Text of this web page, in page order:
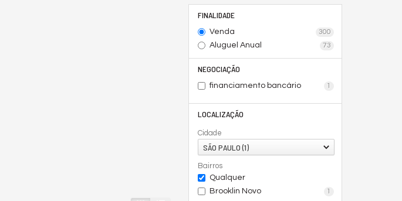
FINALIDADE
Venda 300
Aluguel Anual 73
NEGOCIAÇÃO
financiamento bancário 1
LOCALIZAÇÃO
Cidade
SÃO PAULO (1)
Bairros
Qualquer
Brooklin Novo
1